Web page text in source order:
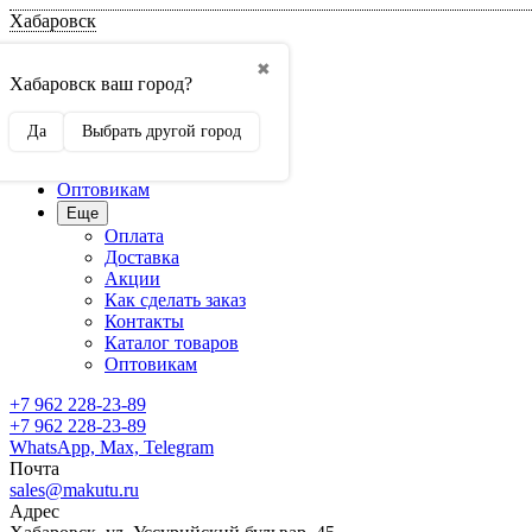
Хабаровск
✖
Хабаровск ваш город?
Да Выбрать другой город
Доставка
Как сделать заказ
Контакты
Оптовикам
Еще
Оплата
Доставка
Акции
Как сделать заказ
Контакты
Каталог товаров
Оптовикам
+7 962 228-23-89
+7 962 228-23-89
WhatsApp, Max, Telegram
Почта
sales@makutu.ru
Адрес